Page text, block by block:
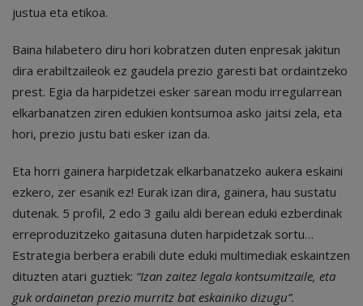
justua eta etikoa.
Baina hilabetero diru hori kobratzen duten enpresak jakitun
dira erabiltzaileok ez gaudela prezio garesti bat ordaintzeko
prest. Egia da harpidetzei esker sarean modu irregularrean
elkarbanatzen ziren edukien kontsumoa asko jaitsi zela, eta
hori, prezio justu bati esker izan da.
Eta horri gainera harpidetzak elkarbanatzeko aukera eskaini
ezkero, zer esanik ez! Eurak izan dira, gainera, hau sustatu
dutenak. 5 profil, 2 edo 3 gailu aldi berean eduki ezberdinak
erreproduzitzeko gaitasuna duten harpidetzak sortu…
Estrategia berbera erabili dute eduki multimediak eskaintzen
dituzten atari guztiek: “Izan zaitez legala kontsumitzaile, eta
guk ordainetan prezio murritz bat eskainiko dizugu”.